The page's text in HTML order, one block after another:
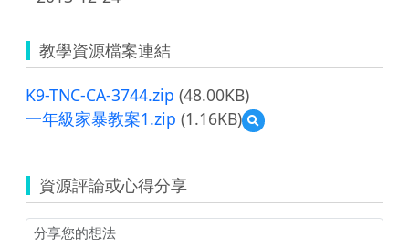
教學資源檔案連結
K9-TNC-CA-3744.zip (48.00KB)
一年級家暴教案1.zip (1.16KB)
預
覽
家
暴
資源評論或心得分享